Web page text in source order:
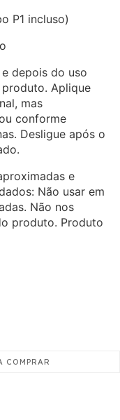
P1 incluso)
depois do uso
Aplique
mas
conforme
Desligue após o
e
Não usar em
Não nos
produto. Produto